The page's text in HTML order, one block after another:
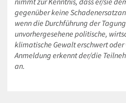
gegenüber keine
wenn die Durchführung der
unvorhergesehene politische,
klimatische Gewalt erschwert
Anmeldung erkennt der/die
an.